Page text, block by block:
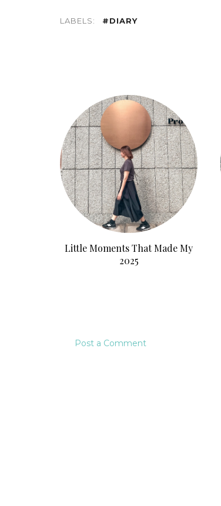
LABELS: #DIARY
Little Moments That Made My
2025
Post a Comment